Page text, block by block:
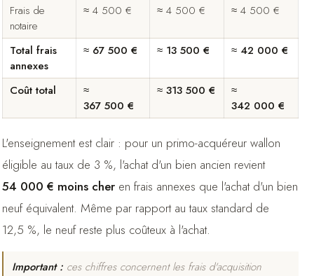
Frais de
notaire
≈ 4 500 € ≈ 4 500 € ≈ 4 500 €
Total frais
annexes
≈ 67 500 € ≈ 13 500 € ≈ 42 000 €
Coût total
≈
367 500 €
≈ 313 500 €
≈
342 000 €
L'enseignement est clair : pour un primo-acquéreur wallon
éligible au taux de 3 %, l'achat d'un bien ancien revient
54 000 € moins cheren frais annexes que l'achat d'un bien
neuf équivalent. Même par rapport au taux standard de
12,5 %, le neuf reste plus coûteux à l'achat.
Important : ces chiffres concernent les frais d'acquisition